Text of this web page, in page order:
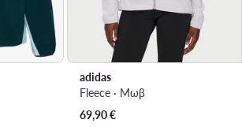
adidas
Fleece · Μωβ
69,90€